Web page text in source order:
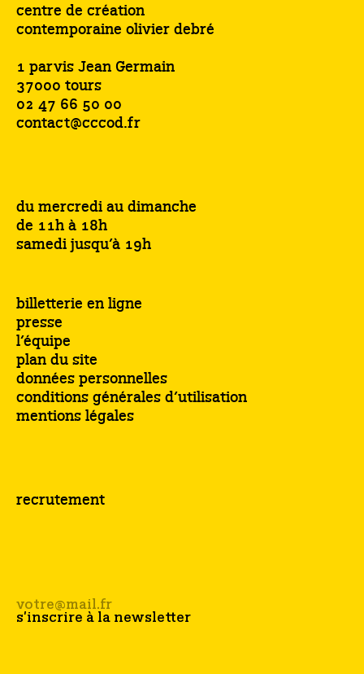
centre de création
contemporaine olivier debré
1 parvis Jean Germain
37000 tours
02 47 66 50 00
contact@cccod.fr
du mercredi au dimanche
de 11h à 18h
samedi jusqu’à 19h
billetterie en ligne
presse
l’équipe
plan du site
données personnelles
conditions générales d’utilisation
mentions légales
recrutement